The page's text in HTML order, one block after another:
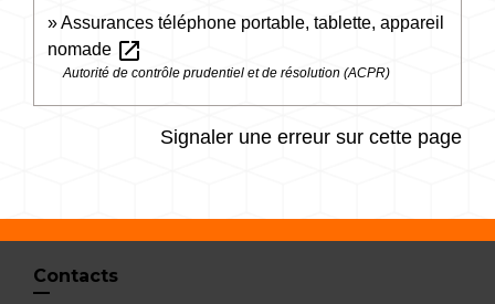
Assurances téléphone portable, tablette, appareil
nomade open_in_new
Autorité de contrôle prudentiel et de résolution (ACPR)
Signaler une erreur sur cette page
Contacts